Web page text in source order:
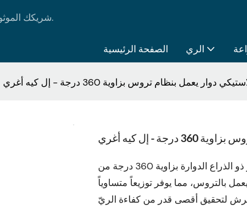
LK AGRI - شريكك الموثوق به في جميع احتياجاتك من منتجات الري والزراعة.
الصفحة الرئيسية الري
يعمل بنظام تروس بزاوية 360 درجة - إل كيه أغري
- إل كيه أغري
يُعدّ نظام الريّ الدوّار ذو الذراع الدوارة بزاوية 360 درجة من LK AGRI حلاً عالي الكفاءة مصمماً للاستخدامات
بالتروس، مما يوفر توزيعاً متساوياً